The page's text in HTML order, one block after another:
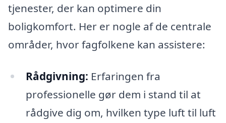
tjenester, der kan optimere din
boligkomfort. Her er nogle af de centrale
områder, hvor fagfolkene kan assistere:
Rådgivning: Erfaringen fra
professionelle gør dem i stand til at
rådgive dig om, hvilken type luft til luft